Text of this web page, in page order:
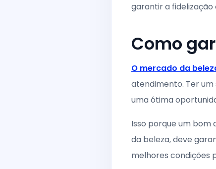
garantir a fidelização
Como
O mercado da
atendimento. Ter um
uma ótima
Isso porque um bom
da beleza, deve
melhores condições